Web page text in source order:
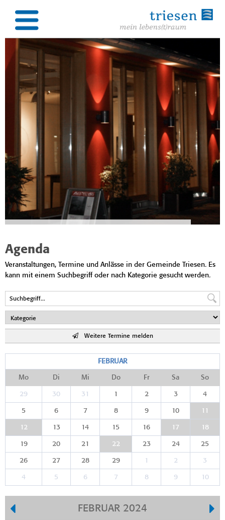
Agenda
Veranstaltungen, Termine und Anlässe in der Gemeinde Triesen. Es
kann mit einem Suchbegriff oder nach Kategorie gesucht werden.
Weitere Termine melden
FEBRUAR
Mo Di Mi Do Fr Sa So
29 30 31 1 2 3 4
5 6 7 8 9 10 11
12 13 14 15 16 17 18
19 20 21 22 23 24 25
26 27 28 29 1 2 3
4 5 6 7 8 9 10
FEBRUAR 2024